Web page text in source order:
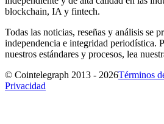
blockchain, IA y fintech.
Todas las noticias, reseñas y análisis se
independencia e integridad periodística.
nuestros estándares y procesos, lea
© Cointelegraph 2013 - 2026Términos
Privacidad